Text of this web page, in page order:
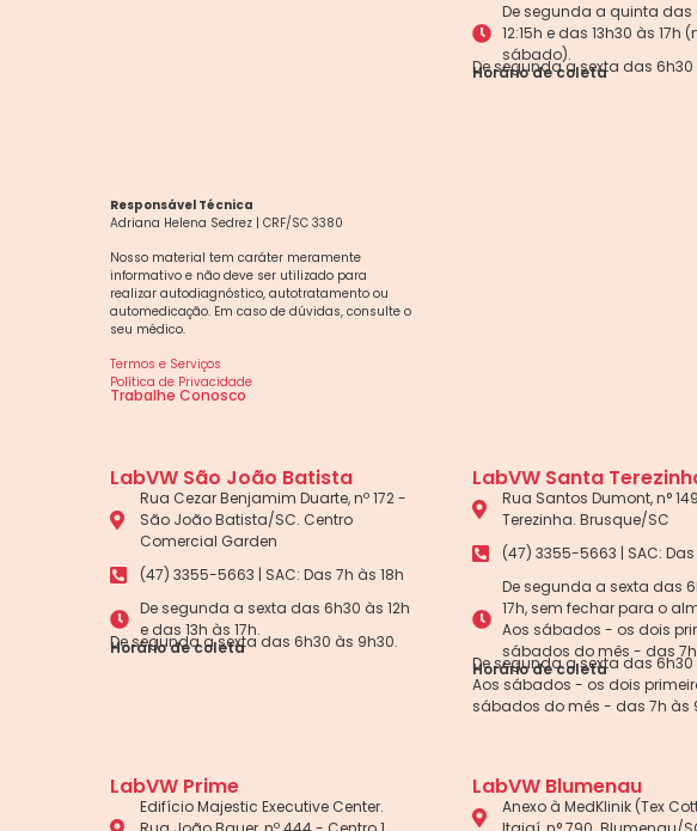
Responsável Técnica
Adriana Helena Sedrez | CRF/SC 3380
Nosso material tem caráter meramente
informativo e não deve ser utilizado para
realizar autodiagnóstico, autotratamento ou
automedicação. Em caso de dúvidas, consulte o
seu médico.
Termos e Serviços
Política de Privacidade
Trabalhe Conosco
De segunda a quinta das
12:15h e das 13h30 às 17h
sábado).
Horário de coleta
De segunda a sexta das 6h30
LabVW São João Batista
Rua Cezar Benjamim Duarte, nº 172 -
São João Batista/SC. Centro
Comercial Garden
(47) 3355-5663 | SAC: Das 7h às 18h
De segunda a sexta das 6h30 às 12h
e das 13h às 17h.
Horário de coleta
De segunda a sexta das 6h30 às 9h30.
LabVW Santa
Rua Santos Dumont, n°
Terezinha. Brusque/SC
(47) 3355-5663 | SAC: Das
De segunda a sexta das
17h, sem fechar para o
Aos sábados - os dois
sábados do mês - das 7h
Horário de coleta
De segunda a sexta das 6h30
Aos sábados - os dois
sábados do mês - das 7h às
LabVW Prime
Edifício Majestic Executive Center.
LabVW Blumenau
Anexo à MedKlinik (Tex